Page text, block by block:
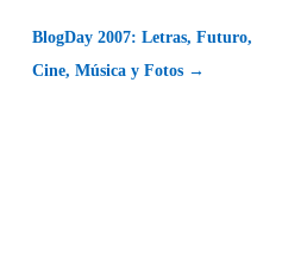
BlogDay 2007: Letras, Futuro,
Cine, Música y Fotos →